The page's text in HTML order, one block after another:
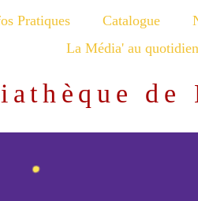
Pratiques Catalogue
La Média' au quotidien
de